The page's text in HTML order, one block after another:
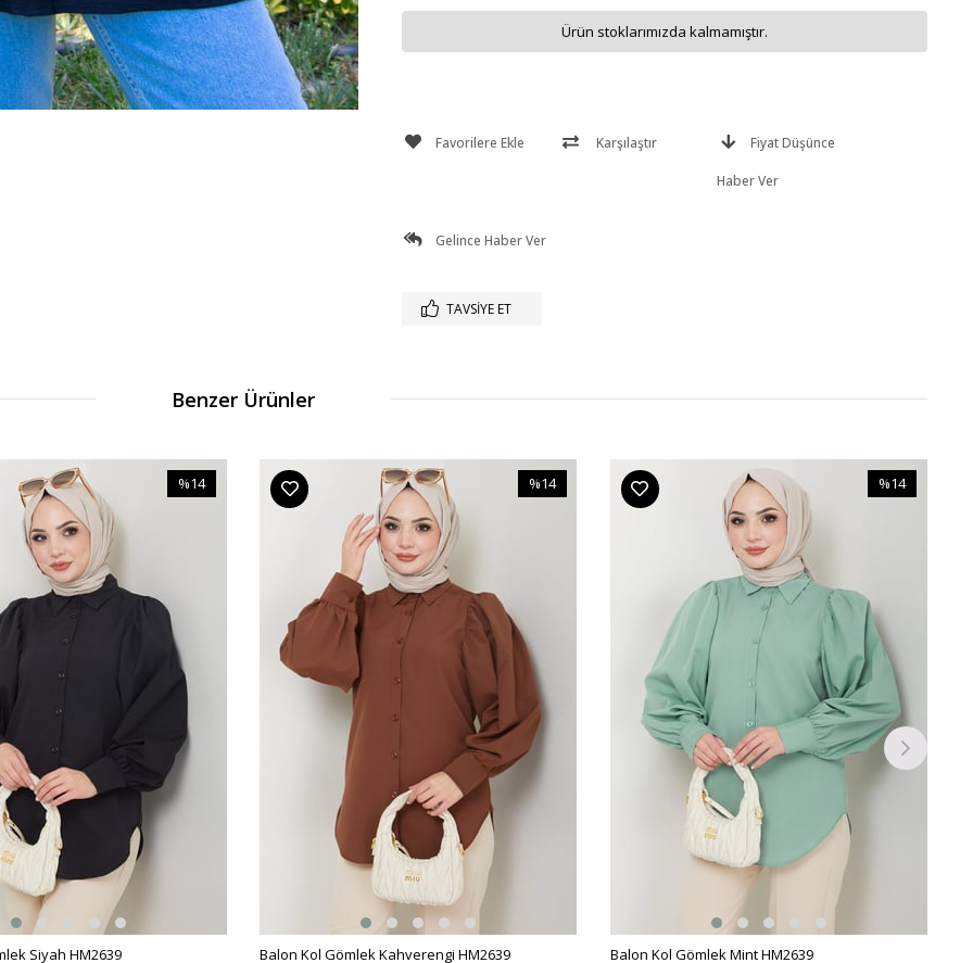
Ürün stoklarımızda kalmamıştır.
Favorilere Ekle Karşılaştır Fiyat Düşünce
Haber Ver
Gelince Haber Ver
TAVSIYE ET
Benzer Ürünler
Siyah HM2639
%14
Balon Kol Gömlek Kahverengi HM2639
%14
Balon Kol Gömlek Mint HM2639
%14